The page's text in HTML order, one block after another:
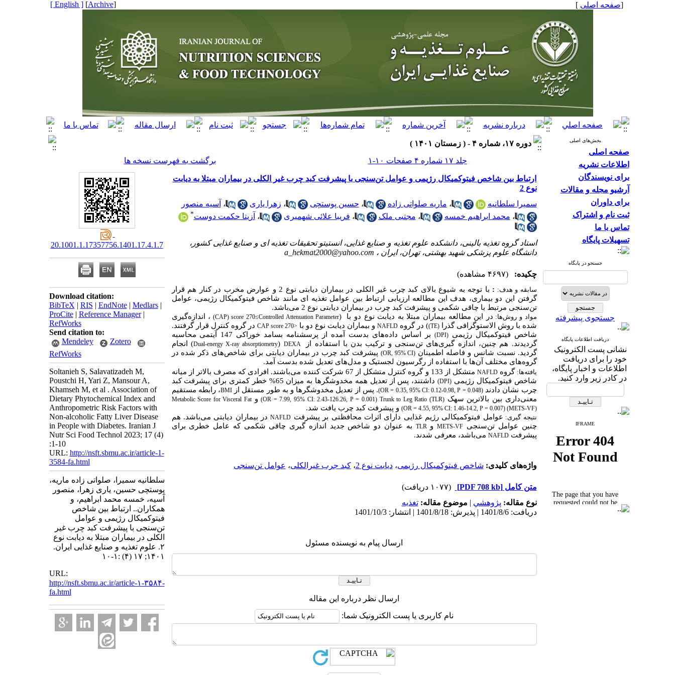
[صفحه اصلی ]
[
Archive
]
[ English ]
بخش‌های اصلی
صفحه اصلی
اطلاعات نشریه
برای نویسندگان
آرشیو مجله و مقالات
برای داوران
ثبت نام و اشتراک
تماس با ما
تسهیلات پایگاه
جستجو در پایگاه
جستجوی پیشرفته
دریافت اطلاعات پایگاه
نشانی پست الکترونیک
خود را برای دریافت
اطلاعات و اخبار پایگاه،
در کادر زیر وارد کنید.
IFRAME
دوره ۱۷، شماره ۴ - ( زمستان ۱۴۰۱ )
جلد ۱۷ شماره ۴ صفحات ۱۰-۱
برگشت به فهرست نسخه ها
ارتباط بین شاخص فیتوکمیکال رژیمی و عوامل تن‌سنجی با پیشرفت کبد چرب غیر الکلی در بیماران مبتلا به دیابت
نوع 2
سمیرا سلطانیه
، ماریه صلواتی زاده ، حسین پوستچی ، زهرا یاری ، آسیه منصور
، محمد ابراهیم خمسه ، مجتبی ملک ، فریبا علائی شهمیری ، آزیتا حکمت دوست*
استاد گروه تغذیه بالینی، دانشکده علوم تغذیه و صنایع غذایی، انستیتو تحقیقات تغذیه ای و صنایع غذایی کشور،
دانشگاه علوم پزشکی شهید بهشتی، تهران، ایران ، a_hekmat2000@yahoo.com
چکیده: (۴۶۹۷ مشاهده)
سابقه و هدف: :
با توجه به شیوع بالای کبد چرب غیر الکلی در بیماران دیابتی نوع 2 و عوارض مخرب در کنار هم قرار
گرفتن این دو بیماری، هدف این مطالعه ارزیابی ارتباط بین عوامل تغذیه ای مانند شاخص فیتوکمیکال رژیمی، عوامل
تن‌سنجی مرتبط با چاقی شکمی و پیشرفت کبد چرب در بیماران دیابتی نوع 2 می‌باشد.
مواد و روشها: در این مطالعه بیماران مبتلا به دیابت نوع دو با (
Controlled Attenuation Parameter
(CAP) score 270≤ ، اندازه‌گیری
شده با روش الاستوگرافی گذرا(TE)
) در گروهNAFLD و بیماران دیابت نوع دو با CAP score 270> در گروه کنترل قرار گرفتند.
شاخص فیتوکمیکال رژیمی(DPI)
بر اساس داده‌های بدست آمده از پرسشنامه بسامد خوراکی 147 آیتمی محاسبه
گردیدند. هم چنین، اندازه گیری‌های تن‌سنجی و ترکیب بدن با استفاده از
DEXA
(
Dual-energy X-ray absorptiometry) انجام
گردید. نسبت شانس و فاصله اطمینان (OR, 95% CI) پیشرفت کبد چرب در بیماران دیابتی برای شاخص‌های ذکر شده در
گروه‌های مختلف آن‌ها با استفاده از رگرسیون لجستیک و مدل‌های تعدیل شده بدست آمد.
یافتهها: گروه NAFLDمتشکل از 133 و گروه کنترل متشکل از 67 شرکت کننده می‌باشند .
افرادی که مصرف بالاتر از میانه
شاخص فیتوکمیکال رژیمی (DPI)
داشتند، پس از تعدیل همه مخدوشگر‌ها به میزان 65% خطر کمتری برای پیشرفت کبد
چرب نشان دادند(OR = 0.35, 95% CI: 0.12-0.98, P = 0.048). پس از تعدیل مخدوشگر‌ها و به طور مستقل ازBMI، رابطه مستقیم
معنی‌داری بین بالاترین سهک Trunk to Leg Ratio (TLR)
(OR = 7.99, 95% CI: 2.43-126.26, P = 0.001)وMetabolic Score for Visceral Fat
(METS-VF)
(OR = 4.55, 95% CI: 1.46-14.2, P = 0.007) و پیشرفت کبد چرب یافت شد.
نتیجه گیری: عوامل فیتوکمیکالی رژیم غذایی دارای اثرات محافظتی بر پیشرفت NAFLDدر بیماران دیابتی می‌باشد. هم
چنین عوامل تن‌سنجی METS-VFو TLR به عنوان دو شاخص جدید اندازه گیری چاقی شکمی که عامل خطری برای
پیشرفتNAFLD می‌باشد، معرفی شدند.
واژه‌های کلیدی: شاخص فیتوکمیکال رژیمی،دیابت نوع 2 ،کبد جرب غیرالکلی، عوامل تن‌سنجی
متن کامل[PDF 708 kb]
(۱۰۷۷ دریافت)
نوع مقاله: پژوهشي | موضوع مقاله:تغذيه
دریافت: 1401/8/6 | پذیرش: 1401/8/18 | انتشار: 1401/10/3
ارسال پیام به نویسنده مسئول
ارسال نظر درباره این مقاله
نام کاربری یا پست الکترونیک شما:
20.1001.1.17357756.1401.17.4.1.7
Download citation:
BibTeX | RIS | EndNote| Medlars|
ProCite| Reference Manager|
RefWorks
Send citation to:
Mendeley
Zotero
RefWorks
Soltanieh S, Salavatizadeh M,
Poustchi H, Yari Z, Mansour A,
Khamseh M, et al . Association of
Dietary Phytochemical Index and
Anthropometric Risk Factors with
Non-alcoholic Fatty Liver Disease
in People with Diabetes. Iranian J
Nutr Sci Food Technol 2023; 17 (4)
:1-10
URL: http://nsft.sbmu.ac.ir/article-1-
3584-fa.html
سلطانیه سمیرا، صلواتی زاده ماریه،
پوستچی حسین، یاری زهرا، منصور
آسیه، خمسه محمد ابراهیم، و
همکاران.. ارتباط بین شاخص
فیتوکمیکال رژیمی و عوامل
تن‌سنجی با پیشرفت کبد چرب غیر
الکلی در بیماران مبتلا به دیابت نوع
۲. علوم تغذیه و صنایع غذایی ایران.
۱۴۰۱; ۱۷ (۴) :۱-۱۰
URL:
http://nsft.sbmu.ac.ir/article-۱-۳۵۸۴-
fa.html